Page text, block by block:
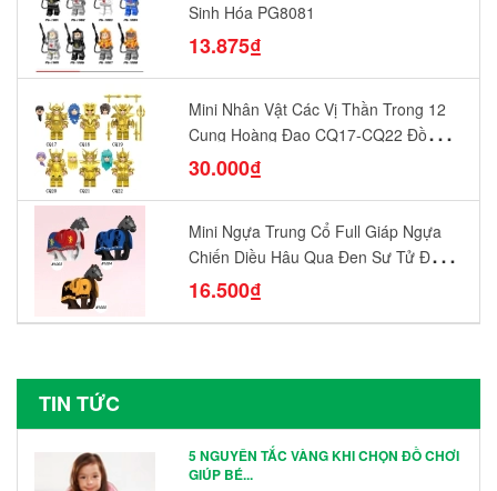
Sinh Hóa PG8081
13.875₫
Mini Nhân Vật Các Vị Thần Trong 12
Cung Hoàng Đạo CQ17-CQ22 Đồ
Chơi Lắp Ráp Mô Hình Yêu Thích
30.000₫
Mini Ngựa Trung Cổ Full Giáp Ngựa
Chiến Diều Hâu Quạ Đen Sư Tử Đỏ
N1003 - N1005 Đồ Chơi Lắp Ráp Mô
16.500₫
TIN TỨC
5 NGUYÊN TẮC VÀNG KHI CHỌN ĐỒ CHƠI
GIÚP BÉ...